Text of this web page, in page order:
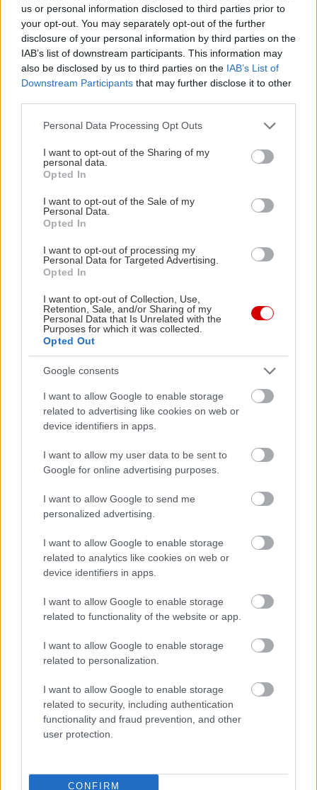
us or personal information disclosed to third parties prior to
your opt-out. You may separately opt-out of the further
disclosure of your personal information by third parties on the
IAB’s list of downstream participants. This information may
also be disclosed by us to third parties on the IAB’s List of
Downstream Participants that may further disclose it to other
Please note that this website/app uses one or more Google
not limited to your visit or usage behaviour. You may click to
grant or deny consent to Google and its third-party tags to
use your data for below specified purposes in below Google
consent section.
Personal Data Processing Opt Outs
I want to opt-out of the Sharing of my
personal data.
Opted In
I want to opt-out of the Sale of my
Personal Data.
Opted In
I want to opt-out of processing my
Personal Data for Targeted Advertising.
Opted In
I want to opt-out of Collection, Use,
Retention, Sale, and/or Sharing of my
Personal Data that Is Unrelated with the
Purposes for which it was collected.
Opted Out
Google consents
I want to allow Google to enable storage
related to advertising like cookies on web or
device identifiers in apps.
I want to allow my user data to be sent to
Google for online advertising purposes.
I want to allow Google to send me
personalized advertising.
I want to allow Google to enable storage
related to analytics like cookies on web or
device identifiers in apps.
I want to allow Google to enable storage
related to functionality of the website or app.
I want to allow Google to enable storage
related to personalization.
I want to allow Google to enable storage
related to security, including authentication
functionality and fraud prevention, and other
user protection.
CONFIRM
Διαβάστε επίσης
15 βιβλία που αξίζει να διαβάσεις φέτος τον
Αύγουστο
μαζί σου
PODCASTS
«Εγώ είμαι η ανάπηρη, αυτοί είναι οι μ***ες» –
Η Maria Rolls χωρίς φίλτρο
Περδίκι